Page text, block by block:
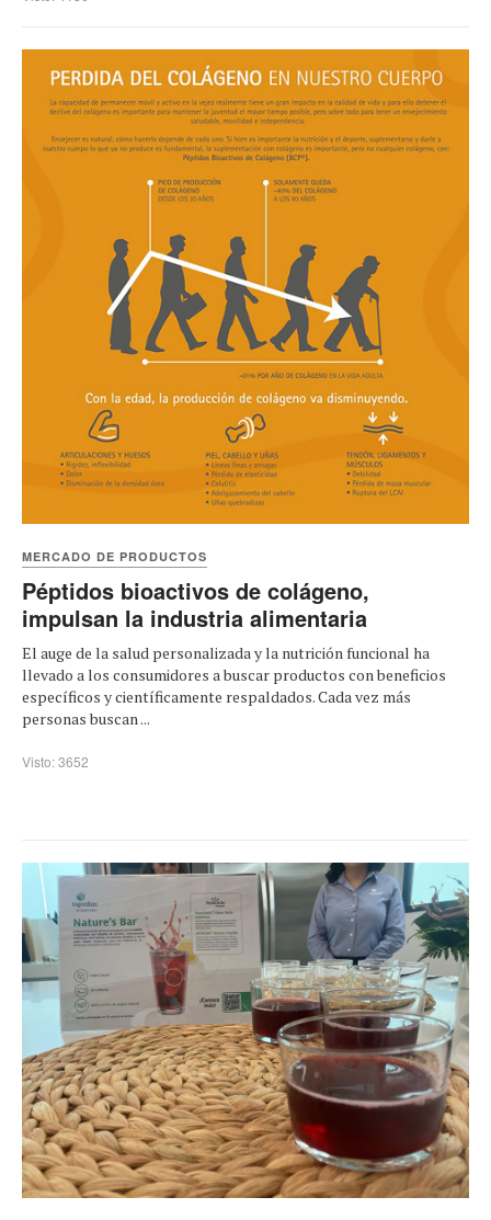
MERCADO DE PRODUCTOS
Péptidos bioactivos de colágeno,
impulsan la industria alimentaria
El auge de la salud personalizada y la nutrición funcional ha
llevado a los consumidores a buscar productos con beneficios
específicos y científicamente respaldados. Cada vez más
personas buscan ...
Visto: 3652